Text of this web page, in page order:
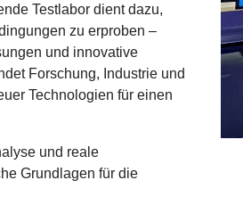
Testlabor dient dazu,
zu erproben –
und innovative
Forschung, Industrie und
Technologien für einen
und reale
Grundlagen für die